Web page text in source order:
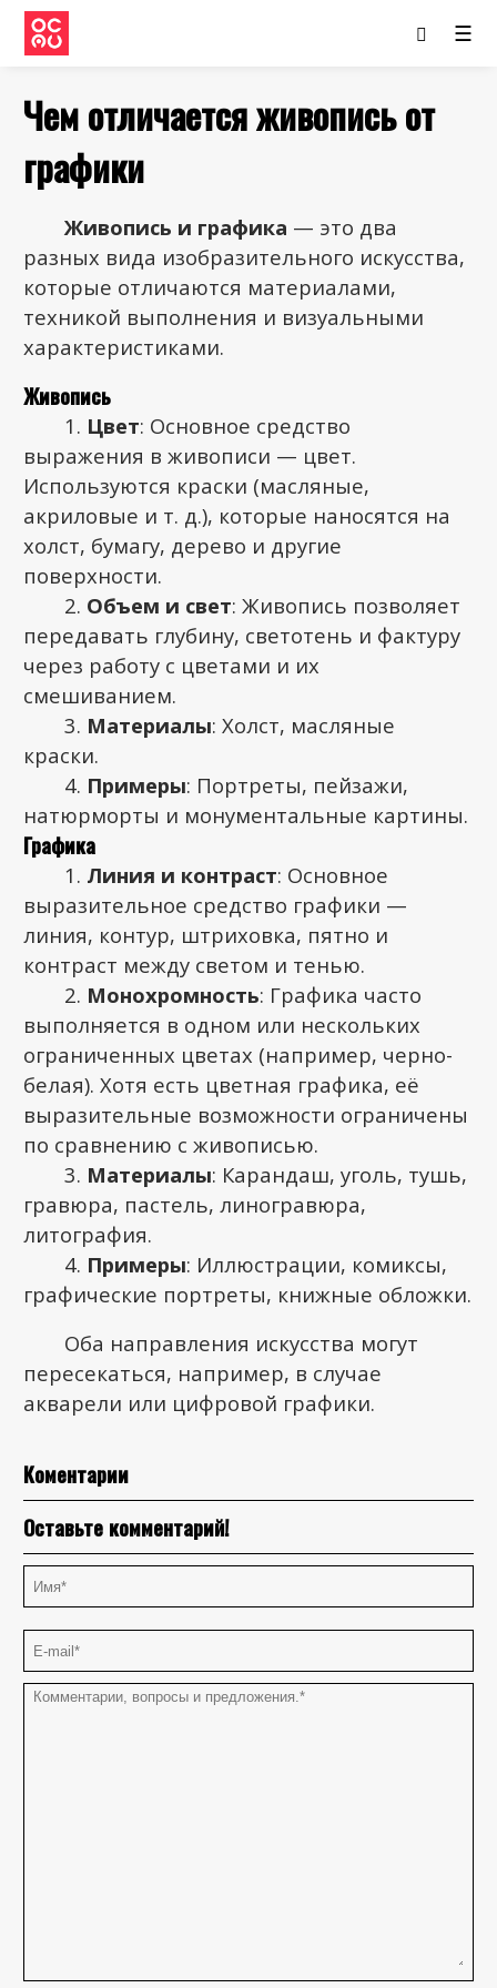
☰
Чем отличается живопись от
графики
Живопись и графика — это два
разных вида изобразительного искусства,
которые отличаются материалами,
техникой выполнения и визуальными
характеристиками.
Живопись
Цвет: Основное средство
выражения в живописи — цвет.
Используются краски (масляные,
акриловые и т. д.), которые наносятся на
холст, бумагу, дерево и другие
поверхности.
Объем и свет: Живопись позволяет
передавать глубину, светотень и фактуру
через работу с цветами и их
смешиванием.
Материалы: Холст, масляные
краски.
Примеры: Портреты, пейзажи,
натюрморты и монументальные картины.
Графика
Линия и контраст: Основное
выразительное средство графики —
линия, контур, штриховка, пятно и
контраст между светом и тенью.
Монохромность: Графика часто
выполняется в одном или нескольких
ограниченных цветах (например, черно-
белая). Хотя есть цветная графика, её
выразительные возможности ограничены
по сравнению с живописью.
Материалы: Карандаш, уголь, тушь,
гравюра, пастель, линогравюра,
литография.
Примеры: Иллюстрации, комиксы,
графические портреты, книжные обложки.
Оба направления искусства могут
пересекаться, например, в случае
акварели или цифровой графики.
Коментарии
Оставьте комментарий!